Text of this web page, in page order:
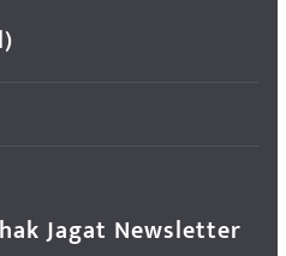
Jagat Newsletter